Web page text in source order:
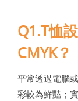
Q1.T恤
CMYK？
平常透過電腦
彩較為鮮豔；